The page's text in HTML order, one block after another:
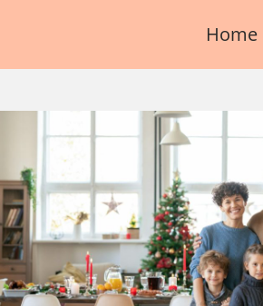
Home